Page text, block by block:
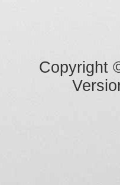
Copyright